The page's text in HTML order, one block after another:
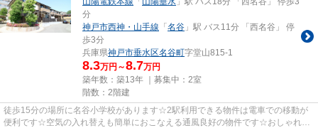
分
神戸市西神・山手線 「 名谷 」駅 バス11分 「西名谷」 停
歩3分
兵庫県神戸市垂水区名谷町字堂山815-1
8.3万円～8.7万円
築年数：築13年 ｜募集中： 2室
階数：2階建
徒歩15分の場所に名谷小学校があります☆2駅利用できる物件は電車での移動が
便利です☆空気の入れ替えも簡単におこなえる通風良好の物件です☆おしゃれが